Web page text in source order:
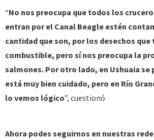
“No nos preocupa que todos los
entran por el Canal Beagle estén
cantidad que son, por los desechos que
combustible, pero sí nos preocupa la
salmones. Por otro lado, en Ushuaia se
está muy bien cuidado, pero en Río
lo vemos lógico”, cuestionó
Ahora podes seguirnos en nuestras